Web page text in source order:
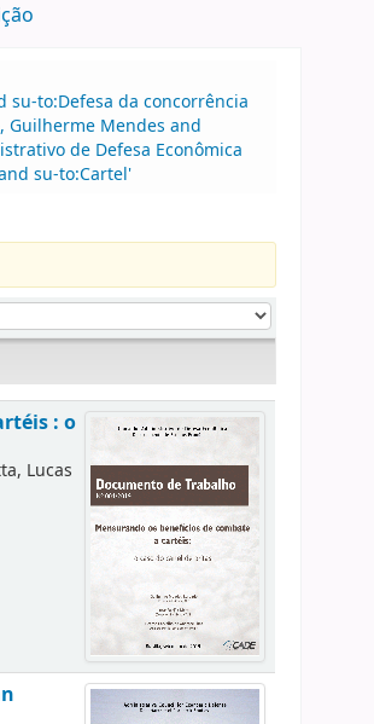
su-to:Defesa da concorrência
Guilherme Mendes and
de Defesa Econômica
su-to:Cartel'
: o
Lucas